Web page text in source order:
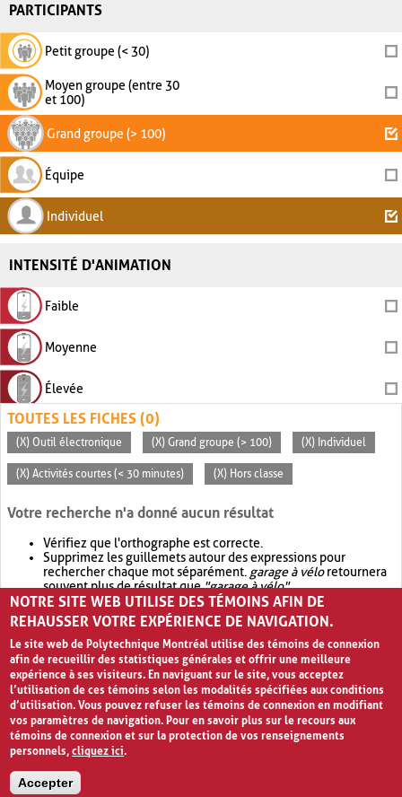
PARTICIPANTS
Petit groupe (< 30)
Moyen groupe (entre 30
et 100)
Grand groupe (> 100)
Équipe
Individuel
INTENSITÉ D'ANIMATION
Faible
Moyenne
Élevée
TOUTES LES FICHES (0)
(X) Outil électronique (X) Grand groupe (> 100) (X) Individuel
(X) Activités courtes (< 30 minutes) (X) Hors classe
Votre recherche n'a donné aucun résultat
Vérifiez que l'orthographe est correcte.
Supprimez les guillemets autour des expressions pour
rechercher chaque mot séparément. garage à véloretournera
souvent plus de résultat que"garage à vélo".
Envisagez d'élargir votre recherche avec OR.garage OR vélo
retournera souvent plus de résultat quegarage à vélo
NOTRE SITE WEB UTILISE DES TÉMOINS AFIN DE
REHAUSSER VOTRE EXPÉRIENCE DE NAVIGATION.
Le site web de Polytechnique Montréal utilise des témoins de connexion
afin de recueillir des statistiques générales et offrir une meilleure
expérience à ses visiteurs. En naviguant sur le site, vous acceptez
l’utilisation de ces témoins selon les modalités spécifiées aux conditions
d’utilisation. Vous pouvez refuser les témoins de connexion en modifiant
vos paramètres de navigation. Pour en savoir plus sur le recours aux
témoins de connexion et sur la protection de vos renseignements
personnels,cliquez ici.
Accepter